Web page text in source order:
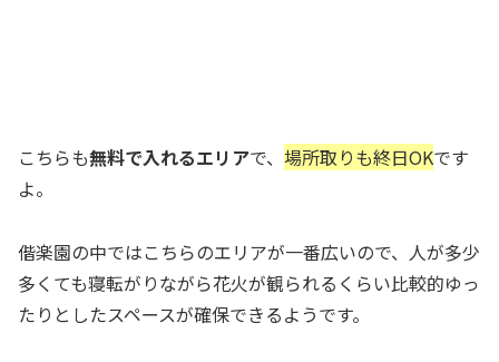
こちらも無料で入れるエリアで、 場所取りも終日OKです
よ。
偕楽園の中ではこちらのエリアが一番広いので、人が多少
多くても寝転がりながら花火が観られるくらい比較的ゆっ
たりとしたスペースが確保できるようです。